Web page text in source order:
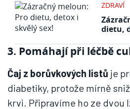
ZDRAVÍ
dietu,
3. Pomáhají při léčbě
Čaj z borůvkových listů je
diabetiky, protože mírně
krvi. Připravíme ho ze dvou